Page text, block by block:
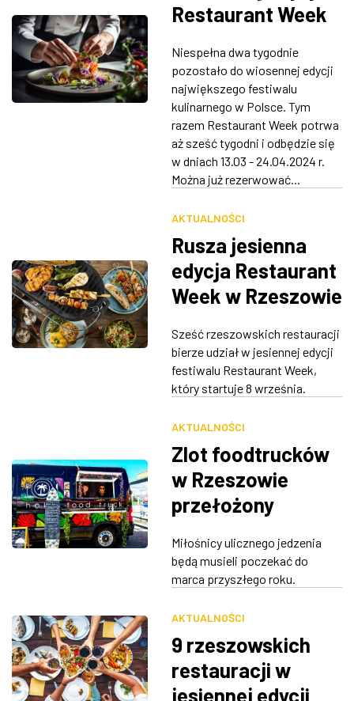
Restaurant Week
Niespełna dwa tygodnie
pozostało do wiosennej edycji
największego festiwalu
kulinarnego w Polsce. Tym
razem Restaurant Week potrwa
aż sześć tygodni i odbędzie się
w dniach 13.03 - 24.04.2024 r.
Można już rezerwować...
AKTUALNOŚCI
Rusza jesienna
edycja Restaurant
Week w Rzeszowie
Sześć rzeszowskich restauracji
bierze udział w jesiennej edycji
festiwalu Restaurant Week,
który startuje 8 września.
AKTUALNOŚCI
Zlot foodtrucków
w Rzeszowie
przełożony
Miłośnicy ulicznego jedzenia
będą musieli poczekać do
marca przyszłego roku.
AKTUALNOŚCI
9 rzeszowskich
restauracji w
jesiennej edycji